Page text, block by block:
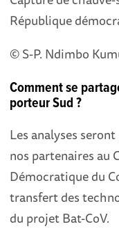
République
© S-P. Ndimbo
Comment se
porteur Sud ?
Les analyses
nos partenaires au
Démocratique du
transfert des
du projet Bat-CoV.